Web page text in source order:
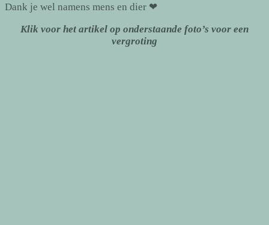
Dank je wel namens mens en dier ❤
Klik voor het artikel op onderstaande foto’s voor een
vergroting